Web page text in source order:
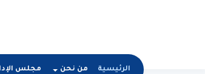
الرئيسية من نحن مجلس